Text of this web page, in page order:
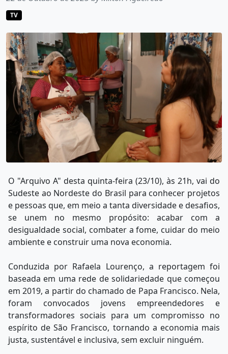
TV
O "Arquivo A" desta quinta-feira (23/10), às 21h, vai do
Sudeste ao Nordeste do Brasil para conhecer projetos
e pessoas que, em meio a tanta diversidade e desafios,
se unem no mesmo propósito: acabar com a
desigualdade social, combater a fome, cuidar do meio
ambiente e construir uma nova economia.
Conduzida por Rafaela Lourenço, a reportagem foi
baseada em uma rede de solidariedade que começou
em 2019, a partir do chamado de Papa Francisco. Nela,
foram convocados jovens empreendedores e
transformadores sociais para um compromisso no
espírito de São Francisco, tornando a economia mais
justa, sustentável e inclusiva, sem excluir ninguém.